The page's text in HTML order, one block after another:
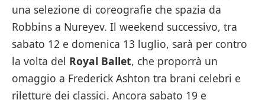
una selezione di coreografie che spazia da
Robbins a Nureyev. Il weekend successivo, tra
sabato 12 e domenica 13 luglio, sarà per contro
la volta del Royal Ballet, che proporrà un
omaggio a Frederick Ashton tra brani celebri e
riletture dei classici. Ancora sabato 19 e